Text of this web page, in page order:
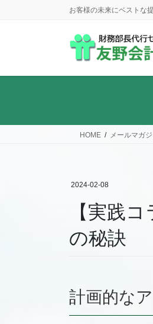
に
ョ
お客様の未来にベストな
HOME メールマガ
2024-02-08
【実践
の秘訣
計画的な